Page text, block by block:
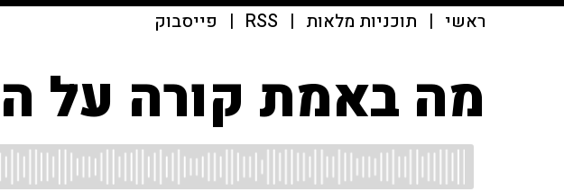
ראשי | תוכניות מלאות |
RSS
| פייסבוק
מה באמת קורה על